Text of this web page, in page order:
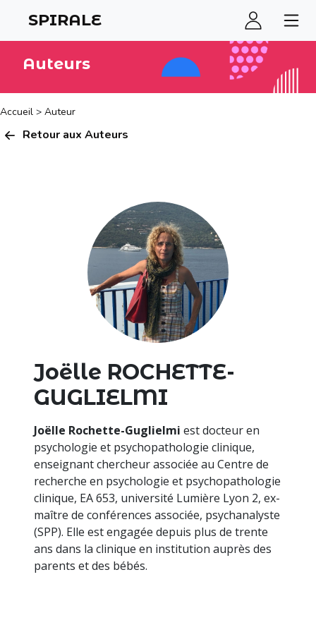
SPIRALE
Auteurs
Accueil > Auteur
Retour aux Auteurs
Joëlle ROCHETTE-
GUGLIELMI
Joëlle Rochette-Guglielmi est docteur en
psychologie et psychopathologie clinique,
enseignant chercheur associée au Centre de
recherche en psychologie et psychopathologie
clinique, EA 653, université Lumière Lyon 2, ex-
maître de conférences associée, psychanalyste
(SPP). Elle est engagée depuis plus de trente
ans dans la clinique en institution auprès des
parents et des bébés.